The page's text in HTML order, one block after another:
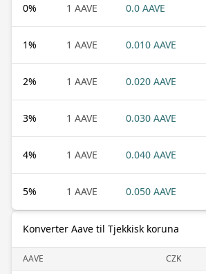
0% 1 AAVE 0.0 AAVE
1% 1 AAVE 0.010 AAVE
2% 1 AAVE 0.020 AAVE
3% 1 AAVE 0.030 AAVE
4% 1 AAVE 0.040 AAVE
5% 1 AAVE 0.050 AAVE
Konverter Aave til Tjekkisk koruna
AAVE CZK